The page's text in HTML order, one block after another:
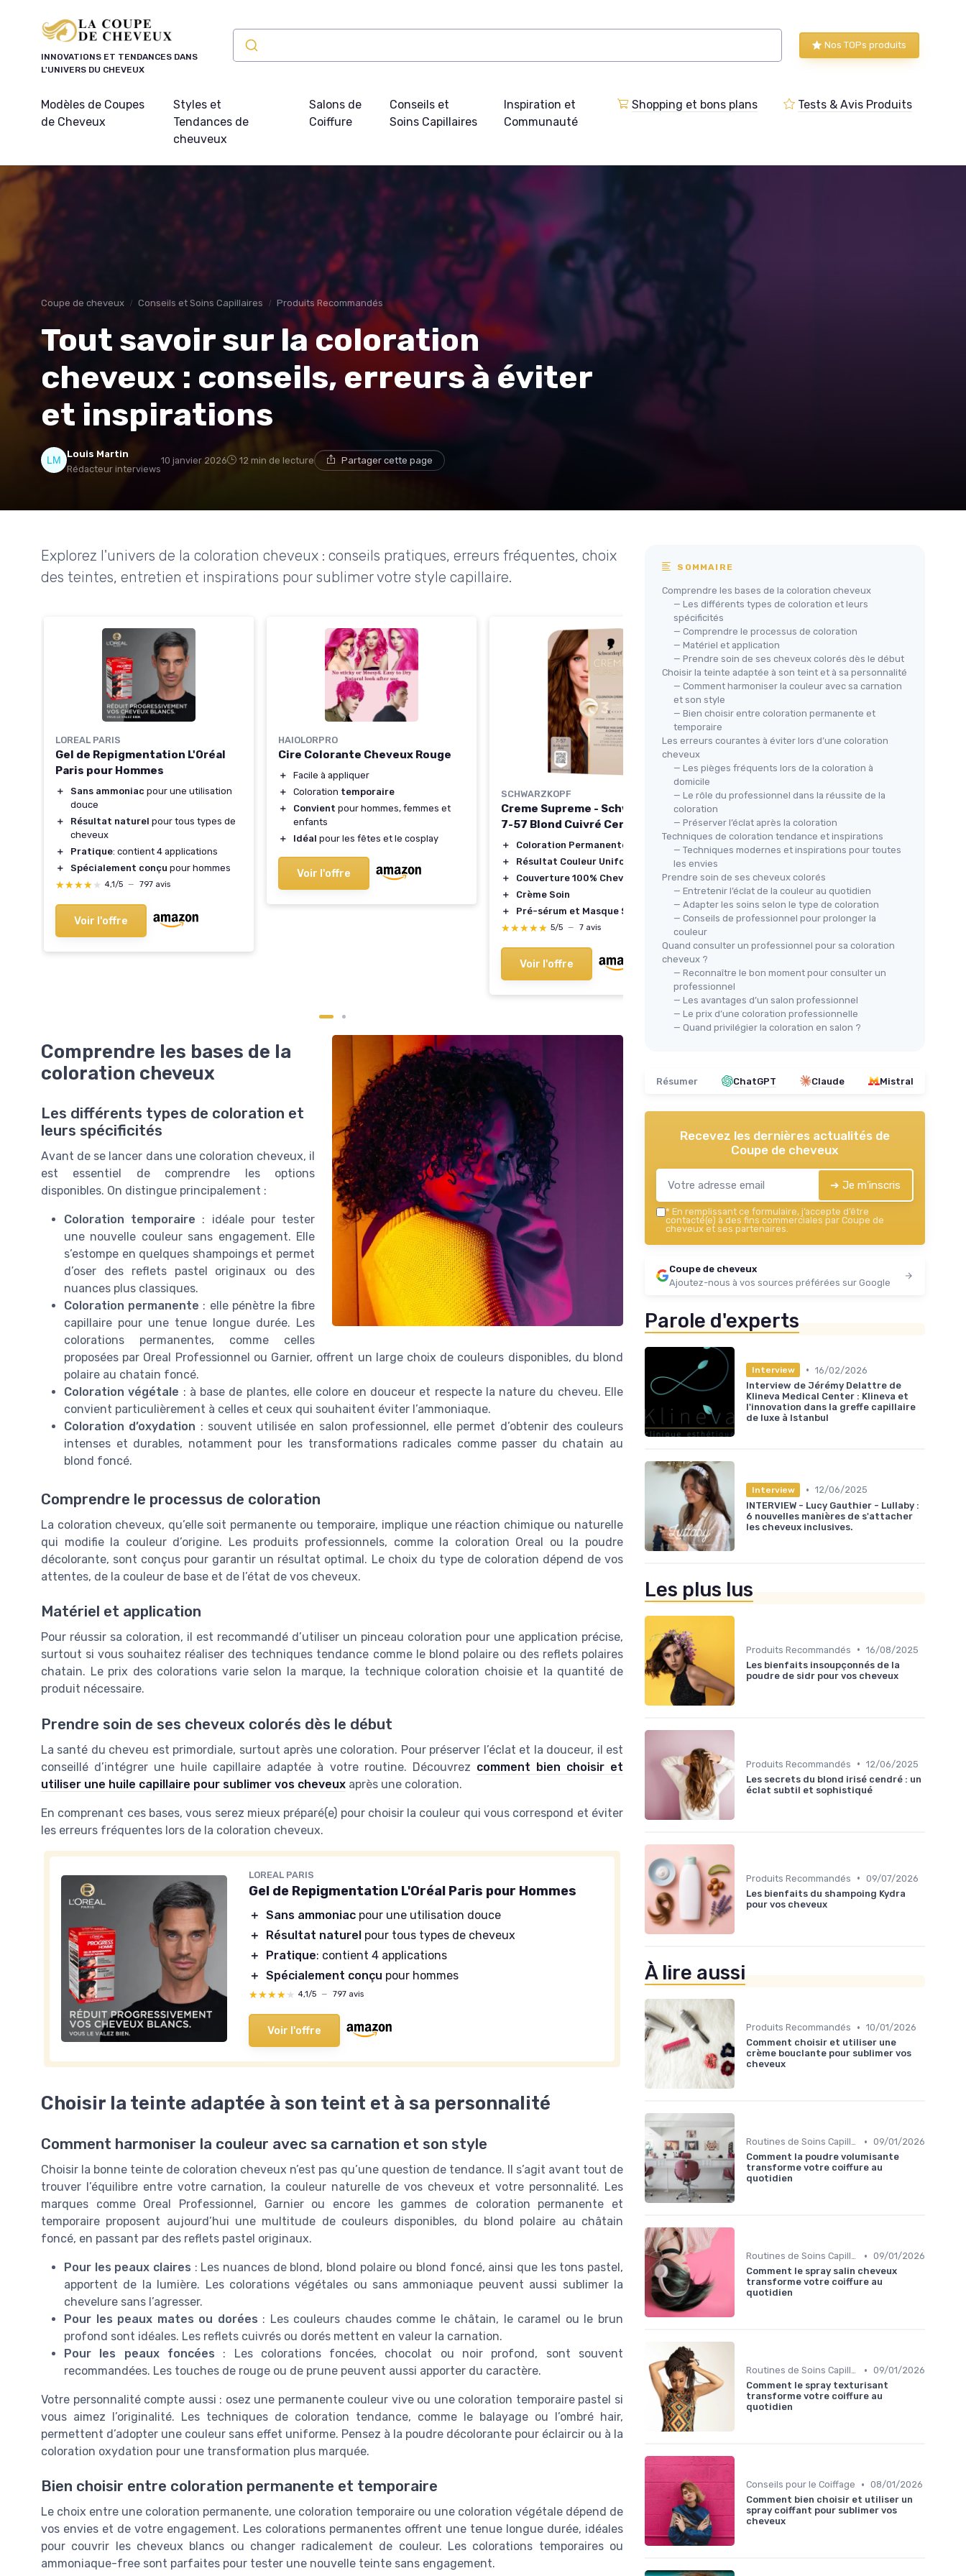
INNOVATIONS ET TENDANCES DANS
L'UNIVERS DU CHEVEUX
Nos TOPs produits
Modèles de Coupes
de Cheveux
Styles et
Tendances de
cheuveux
Salons de
Coiffure
Conseils et
Soins Capillaires
Inspiration et
Communauté
Shopping et bons plans Tests & Avis Produits
Coupe de cheveux Conseils et Soins Capillaires Produits Recommandés
Tout savoir sur la coloration
cheveux : conseils, erreurs à éviter
et inspirations
Louis Martin
Rédacteur interviews
10 janvier 2026 12 min de lecture Partager cette page
Explorez l'univers de la coloration cheveux : conseils pratiques, erreurs fréquentes, choix
des teintes, entretien et inspirations pour sublimer votre style capillaire.
LOREAL PARIS
Gel de Repigmentation L'Oréal
Paris pour Hommes
＋ Sans ammoniac pour une utilisation
douce
＋
Résultat naturel pour tous types de
cheveux
＋
Pratique: contient 4 applications
＋
Spécialement conçu pour hommes
★★★★★
★★★★★ 4,1/5 — 797 avis
Voir l'offre
HAIOLORPRO
Cire Colorante Cheveux Rouge
＋
Facile à appliquer
＋
Coloration temporaire
＋
Convient pour hommes, femmes et
enfants
＋
Idéal pour les fêtes et le cosplay
Voir l'offre
SCHWARZKOPF
Creme Supreme - Schwarzkopf -
7-57 Blond Cuivré Cendré
＋
Coloration Permanente
＋
Résultat Couleur Uniforme
＋
Couverture 100% Cheveux Blancs
＋
Crème Soin
＋
Pré-sérum et Masque Soin
★★★★★
★★★★★ 5/5 — 7 avis
Voir l'offre
Coloration capillaire Arctic Fox
Semi-permanente
＋ Végétalienne
＋ Formule revitalisante
＋ Sans ammoniaque
Voir l'offre
Comprendre les bases de la
coloration cheveux
Les différents types de coloration et
leurs spécificités
Avant de se lancer dans une coloration cheveux, il
est essentiel de comprendre les options
disponibles. On distingue principalement :
Coloration temporaire : idéale pour tester
une nouvelle couleur sans engagement. Elle
s’estompe en quelques shampoings et permet
d’oser des reflets pastel originaux ou des
nuances plus classiques.
Coloration permanente : elle pénètre la fibre
capillaire pour une tenue longue durée. Les
colorations permanentes, comme celles
proposées par Oreal Professionnel ou Garnier, offrent un large choix de couleurs disponibles, du blond
polaire au chatain foncé.
Coloration végétale : à base de plantes, elle colore en douceur et respecte la nature du cheveu. Elle
convient particulièrement à celles et ceux qui souhaitent éviter l’ammoniaque.
Coloration d’oxydation : souvent utilisée en salon professionnel, elle permet d’obtenir des couleurs
intenses et durables, notamment pour les transformations radicales comme passer du chatain au
blond foncé.
Comprendre le processus de coloration
La coloration cheveux, qu’elle soit permanente ou temporaire, implique une réaction chimique ou naturelle
qui modifie la couleur d’origine. Les produits professionnels, comme la coloration Oreal ou la poudre
décolorante, sont conçus pour garantir un résultat optimal. Le choix du type de coloration dépend de vos
attentes, de la couleur de base et de l’état de vos cheveux.
Matériel et application
Pour réussir sa coloration, il est recommandé d’utiliser un pinceau coloration pour une application précise,
surtout si vous souhaitez réaliser des techniques tendance comme le blond polaire ou des reflets polaires
chatain. Le prix des colorations varie selon la marque, la technique coloration choisie et la quantité de
produit nécessaire.
Prendre soin de ses cheveux colorés dès le début
La santé du cheveu est primordiale, surtout après une coloration. Pour préserver l’éclat et la douceur, il est
conseillé d’intégrer une huile capillaire adaptée à votre routine. Découvrez comment bien choisir et
utiliser une huile capillaire pour sublimer vos cheveux après une coloration.
En comprenant ces bases, vous serez mieux préparé(e) pour choisir la couleur qui vous correspond et éviter
les erreurs fréquentes lors de la coloration cheveux.
LOREAL PARIS
Gel de Repigmentation L'Oréal Paris pour Hommes
＋ Sans ammoniac pour une utilisation douce
＋
Résultat naturel pour tous types de cheveux
＋
Pratique: contient 4 applications
＋ Spécialement conçu pour hommes
★★★★★
★★★★★ 4,1/5 — 797 avis
Voir l'offre
Choisir la teinte adaptée à son teint et à sa personnalité
Comment harmoniser la couleur avec sa carnation et son style
Choisir la bonne teinte de coloration cheveux n’est pas qu’une question de tendance. Il s’agit avant tout de
trouver l’équilibre entre votre carnation, la couleur naturelle de vos cheveux et votre personnalité. Les
marques comme Oreal Professionnel, Garnier ou encore les gammes de coloration permanente et
temporaire proposent aujourd’hui une multitude de couleurs disponibles, du blond polaire au châtain
foncé, en passant par des reflets pastel originaux.
Pour les peaux claires : Les nuances de blond, blond polaire ou blond foncé, ainsi que les tons pastel,
apportent de la lumière. Les colorations végétales ou sans ammoniaque peuvent aussi sublimer la
chevelure sans l’agresser.
Pour les peaux mates ou dorées : Les couleurs chaudes comme le châtain, le caramel ou le brun
profond sont idéales. Les reflets cuivrés ou dorés mettent en valeur la carnation.
Pour les peaux foncées : Les colorations foncées, chocolat ou noir profond, sont souvent
recommandées. Les touches de rouge ou de prune peuvent aussi apporter du caractère.
Votre personnalité compte aussi : osez une permanente couleur vive ou une coloration temporaire pastel si
vous aimez l’originalité. Les techniques de coloration tendance, comme le balayage ou l’ombré hair,
permettent d’adopter une couleur sans effet uniforme. Pensez à la poudre décolorante pour éclaircir ou à la
coloration oxydation pour une transformation plus marquée.
Bien choisir entre coloration permanente et temporaire
Le choix entre une coloration permanente, une coloration temporaire ou une coloration végétale dépend de
vos envies et de votre engagement. Les colorations permanentes offrent une tenue longue durée, idéales
pour couvrir les cheveux blancs ou changer radicalement de couleur. Les colorations temporaires ou
ammoniaque-free sont parfaites pour tester une nouvelle teinte sans engagement.
SOMMAIRE
Comprendre les bases de la coloration cheveux
— Les différents types de coloration et leurs
spécificités
— Comprendre le processus de coloration
— Matériel et application
— Prendre soin de ses cheveux colorés dès le début
Choisir la teinte adaptée à son teint et à sa personnalité
— Comment harmoniser la couleur avec sa carnation
et son style
— Bien choisir entre coloration permanente et
temporaire
Les erreurs courantes à éviter lors d’une coloration
cheveux
— Les pièges fréquents lors de la coloration à
domicile
— Le rôle du professionnel dans la réussite de la
coloration
— Préserver l’éclat après la coloration
Techniques de coloration tendance et inspirations
— Techniques modernes et inspirations pour toutes
les envies
Prendre soin de ses cheveux colorés
— Entretenir l’éclat de la couleur au quotidien
— Adapter les soins selon le type de coloration
— Conseils de professionnel pour prolonger la
couleur
Quand consulter un professionnel pour sa coloration
cheveux ?
— Reconnaître le bon moment pour consulter un
professionnel
— Les avantages d’un salon professionnel
— Le prix d’une coloration professionnelle
— Quand privilégier la coloration en salon ?
Résumer ChatGPT Claude Mistral
Recevez les dernières actualités de
Coupe de cheveux
➔ Je m'inscris
* En remplissant ce formulaire, j’accepte d’être
contacté(e) à des fins commerciales par Coupe de
cheveux et ses partenaires.
Coupe de cheveux
Ajoutez-nous à vos sources préférées sur Google
Parole d'experts
Interview • 16/02/2026
Interview de Jérémy Delattre de
Klineva Medical Center : Klineva et
l'innovation dans la greffe capillaire
de luxe à Istanbul
Interview • 12/06/2025
INTERVIEW - Lucy Gauthier - Lullaby :
6 nouvelles manières de s'attacher
les cheveux inclusives.
Les plus lus
Produits Recommandés • 16/08/2025
Les bienfaits insoupçonnés de la
poudre de sidr pour vos cheveux
Produits Recommandés • 12/06/2025
Les secrets du blond irisé cendré : un
éclat subtil et sophistiqué
Produits Recommandés • 09/07/2026
Les bienfaits du shampoing Kydra
pour vos cheveux
À lire aussi
Produits Recommandés • 10/01/2026
Comment choisir et utiliser une
crème bouclante pour sublimer vos
cheveux
Routines de Soins Capillaires • 09/01/2026
Comment la poudre volumisante
transforme votre coiffure au
quotidien
Routines de Soins Capillaires • 09/01/2026
Comment le spray salin cheveux
transforme votre coiffure au
quotidien
Routines de Soins Capillaires • 09/01/2026
Comment le spray texturisant
transforme votre coiffure au
quotidien
Conseils pour le Coiffage • 08/01/2026
Comment bien choisir et utiliser un
spray coiffant pour sublimer vos
cheveux